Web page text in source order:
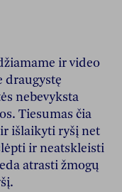
ir video
draugystę
nebevyksta
Tiesumas čia
išlaikyti ryšį net
ir neatskleisti
atrasti žmogų